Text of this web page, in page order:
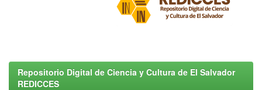
Repositorio Digital de Ciencia y Cultura de El Salvador
REDICCES